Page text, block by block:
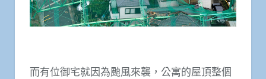
而有位御宅就因為颱風來襲，公寓的屋頂整個